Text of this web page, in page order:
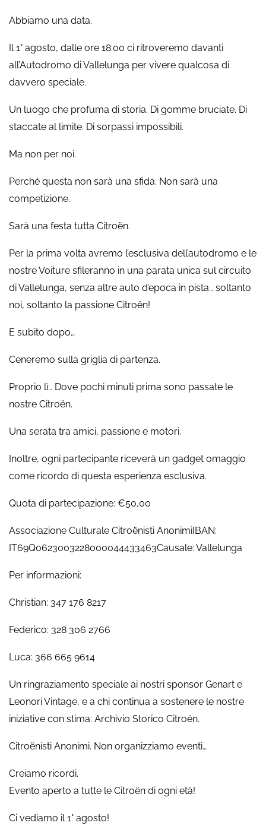
Abbiamo una data.
Il 1° agosto, dalle ore 18:00 ci ritroveremo davanti
all’Autodromo di Vallelunga per vivere qualcosa di
davvero speciale.
Un luogo che profuma di storia. Di gomme bruciate. Di
staccate al limite. Di sorpassi impossibili.
Ma non per noi.
Perché questa non sarà una sfida. Non sarà una
competizione.
Sarà una festa tutta Citroën.
Per la prima volta avremo l’esclusiva dell’autodromo e le
nostre Voiture sfileranno in una parata unica sul circuito
di Vallelunga, senza altre auto d’epoca in pista… soltanto
noi, soltanto la passione Citroën!
E subito dopo…
Ceneremo sulla griglia di partenza.
Proprio lì… Dove pochi minuti prima sono passate le
nostre Citroën.
Una serata tra amici, passione e motori.
Inoltre, ogni partecipante riceverà un gadget omaggio
come ricordo di questa esperienza esclusiva.
Quota di partecipazione: €50,00
Associazione Culturale Citroënisti AnonimiIBAN:
IT69Q0623003228000044433463Causale: Vallelunga
Per informazioni:
Christian: 347 176 8217
Federico: 328 306 2766
Luca: 366 665 9614
Un ringraziamento speciale ai nostri sponsor Genart e
Leonori Vintage, e a chi continua a sostenere le nostre
iniziative con stima: Archivio Storico Citroën.
Citroënisti Anonimi. Non organizziamo eventi…
Creiamo ricordi.
Evento aperto a tutte le Citroën di ogni età!
Ci vediamo il 1° agosto!